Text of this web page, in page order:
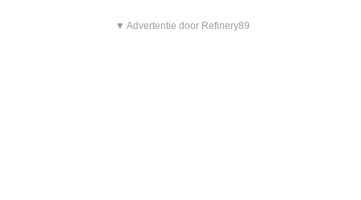
▼ Advertentie door Refinery89